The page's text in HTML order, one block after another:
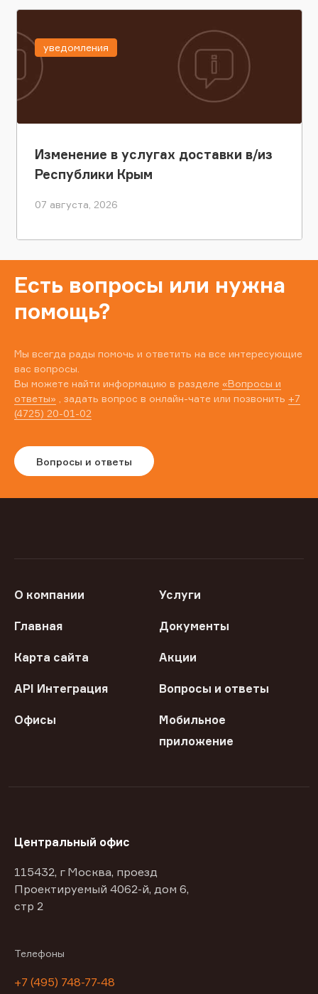
Изменение в услугах доставки в/из
Республики Крым
07 августа, 2026
уведомления
Есть вопросы или нужна
помощь?
Мы всегда рады помочь и ответить на все интересующие
вас вопросы.
Вы можете найти информацию в разделе «Вопросы и
ответы» , задать вопрос в онлайн-чате или позвонить +7
(4725) 20-01-02
Вопросы и ответы
О компании Услуги
Главная Документы
Карта сайта Акции
API Интеграция Вопросы и ответы
Офисы
Мобильное
приложение
Центральный офис
115432, г Москва, проезд
Проектируемый 4062-й, дом 6,
стр 2
Телефоны
+7 (495) 748-77-48